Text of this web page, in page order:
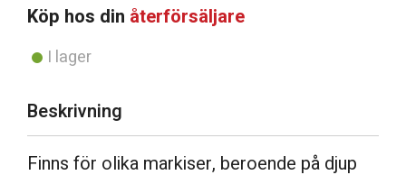
Köp hos din återförsäljare
I lager
Beskrivning
Finns för olika markiser, beroende på djup